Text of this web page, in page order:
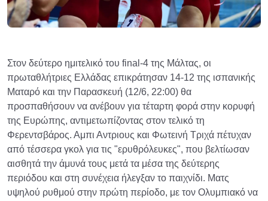
Στον δεύτερο ημιτελικό του final-4 της Μάλτας, οι
πρωταθλήτριες Ελλάδας επικράτησαν 14-12 της ισπανικής
Ματαρό και την Παρασκευή (12/6, 22:00) θα
προσπαθήσουν να ανέβουν για τέταρτη φορά στην κορυφή
της Ευρώπης, αντιμετωπίζοντας στον τελικό τη
Φερεντσβάρος. Αμπι Αντριους και Φωτεινή Τριχά πέτυχαν
από τέσσερα γκολ για τις "ερυθρόλευκες", που βελτίωσαν
αισθητά την άμυνά τους μετά τα μέσα της δεύτερης
περιόδου και στη συνέχεια ήλεγξαν το παιχνίδι. Ματς
υψηλού ρυθμού στην πρώτη περίοδο, με τον Ολυμπιακό να